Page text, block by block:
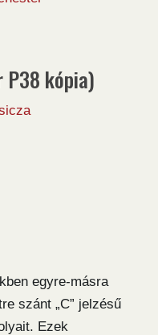
P38 kópia)
egyre-másra
szánt „C” jelzésű
Ezek